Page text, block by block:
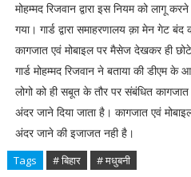
मोहम्मद रिजवान द्वारा इस नियम को लागू
गया। गार्ड द्वारा समाहरणालय क़ा मेन गेट
कागजात एवं मोबाइल पर मैसेज देखकर ही
गार्ड मोहम्मद रिजवान ने बताया की डीएम
लोगो को ही सबूत के तौर पर संबंधित
अंदर जाने दिया जाता है। कागजात एवं
अंदर जाने की इजाजत नही है।
Tags # बिहार # मधुबनी